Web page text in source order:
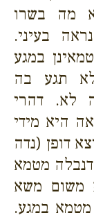
מה בשרו
בעיני.
במגע
תגע בה
לא. דהרי
היא מידי
דופן (נדה
מטמא
משום משא
במגע.